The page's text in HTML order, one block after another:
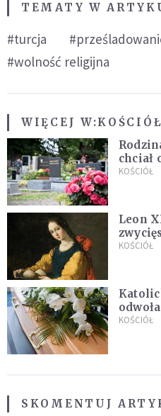
TEMATY W
#turcja
#wolność religijna
WIĘCEJ W:KOŚCIÓŁ
chciał
KOŚCIÓŁ
Leon
KOŚCIÓŁ
KOŚCIÓŁ
SKOMENTUJ